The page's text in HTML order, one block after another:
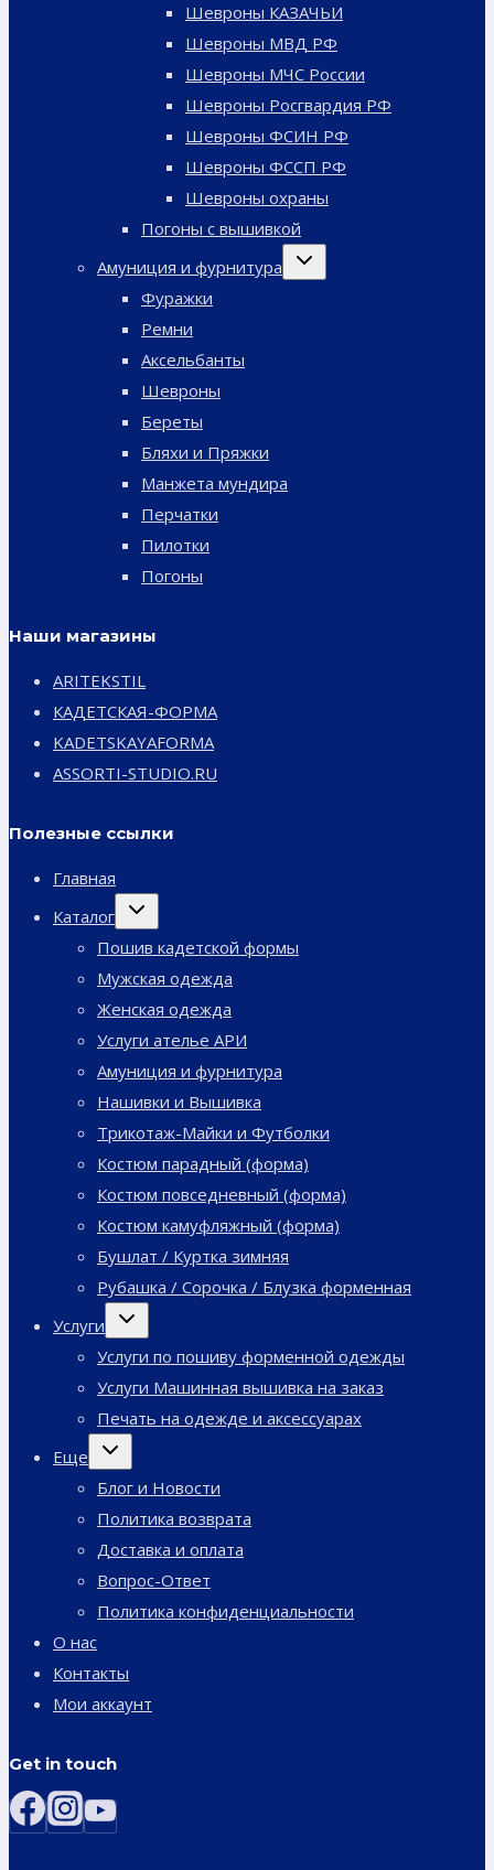
Шевроны КАЗАЧЬИ
Шевроны МВД РФ
Шевроны МЧС России
Шевроны Росгвардия РФ
Шевроны ФСИН РФ
Шевроны ФССП РФ
Шевроны охраны
Погоны с вышивкой
Амуниция и фурнитура
Переключить
Фуражки
Ремни
Аксельбанты
Шевроны
Береты
Бляхи и Пряжки
Манжета мундира
Перчатки
Пилотки
Погоны
Наши магазины
ARITEKSTIL
КАДЕТСКАЯ-ФОРМА
KADETSKAYAFORMA
ASSORTI-STUDIO.RU
Полезные ссылки
Главная
Каталог
Переключить
Пошив кадетской формы
Мужская одежда
Женская одежда
Услуги ателье АРИ
Амуниция и фурнитура
Нашивки и Вышивка
Трикотаж-Майки и Футболки
Костюм парадный (форма)
Костюм повседневный (форма)
Костюм камуфляжный (форма)
Бушлат / Куртка зимняя
Рубашка / Сорочка / Блузка форменная
Услуги
Переключить
Услуги по пошиву форменной одежды
Услуги Машинная вышивка на заказ
Печать на одежде и аксессуарах
Еще
Переключить
Блог и Новости
Политика возврата
Доставка и оплата
Вопрос-Ответ
Политика конфиденциальности
О нас
Контакты
Мои аккаунт
Get in touch